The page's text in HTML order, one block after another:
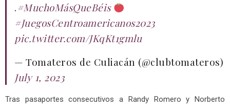
.#MuchoMásQueBéis
#JuegosCentroamericanos2023
pic.twitter.com/JKqKt1gmlu
— Tomateros de Culiacán (@clubtomateros)
July 1, 2023
Tras pasaportes consecutivos a Randy Romero y Norberto